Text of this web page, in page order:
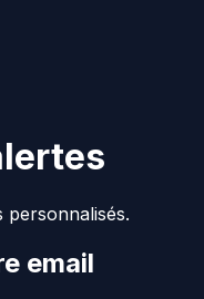
personnalisés.
email